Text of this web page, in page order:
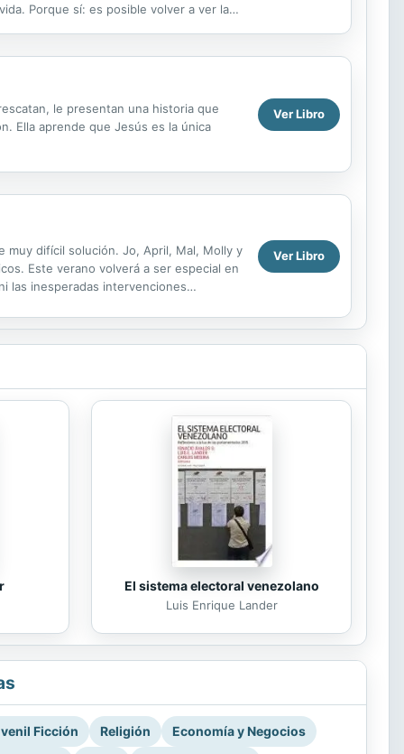
Porque sí: es posible volver a ver la
le presentan una historia que
Ella aprende que Jesús es la única
Ver Libro
muy difícil solución. Jo, April, Mal, Molly y
Este verano volverá a ser especial en
las inesperadas intervenciones
Ver Libro
El sistema electoral venezolano
Luis Enrique Lander
Ficción Religión
Economía y Negocios